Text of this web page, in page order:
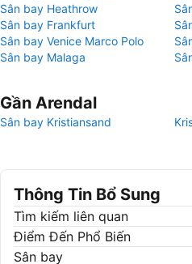
Sân bay Heathrow
Sân bay Frankfurt
Sân bay Venice Marco Polo
Sân bay Malaga
Gần Arendal
Sân bay Kristiansand
Thông Tin Bổ Sung
Tìm kiếm liên quan
Điểm Đến Phổ Biến
Sân bay